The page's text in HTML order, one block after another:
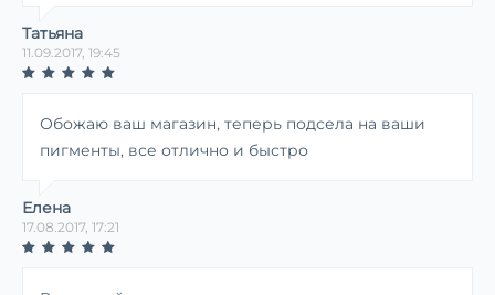
Татьяна
11.09.2017, 19:45
Обожаю ваш магазин, теперь подсела на ваши
пигменты, все отлично и быстро
Елена
17.08.2017, 17:21